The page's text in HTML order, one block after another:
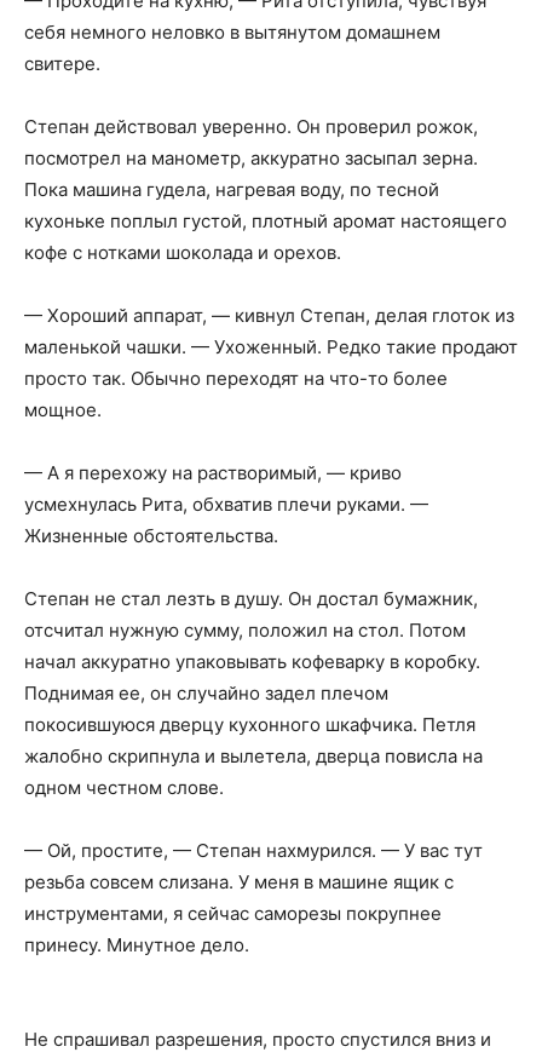
себя немного неловко в вытянутом домашнем
свитере.
Степан действовал уверенно. Он проверил рожок,
посмотрел на манометр, аккуратно засыпал зерна.
Пока машина гудела, нагревая воду, по тесной
кухоньке поплыл густой, плотный аромат настоящего
кофе с нотками шоколада и орехов.
— Хороший аппарат, — кивнул Степан, делая глоток из
маленькой чашки. — Ухоженный. Редко такие продают
просто так. Обычно переходят на что-то более
мощное.
— А я перехожу на растворимый, — криво
усмехнулась Рита, обхватив плечи руками. —
Жизненные обстоятельства.
Степан не стал лезть в душу. Он достал бумажник,
отсчитал нужную сумму, положил на стол. Потом
начал аккуратно упаковывать кофеварку в коробку.
Поднимая ее, он случайно задел плечом
покосившуюся дверцу кухонного шкафчика. Петля
жалобно скрипнула и вылетела, дверца повисла на
одном честном слове.
— Ой, простите, — Степан нахмурился. — У вас тут
резьба совсем слизана. У меня в машине ящик с
инструментами, я сейчас саморезы покрупнее
принесу. Минутное дело.
He спрашивал разрешения, просто спустился вниз и